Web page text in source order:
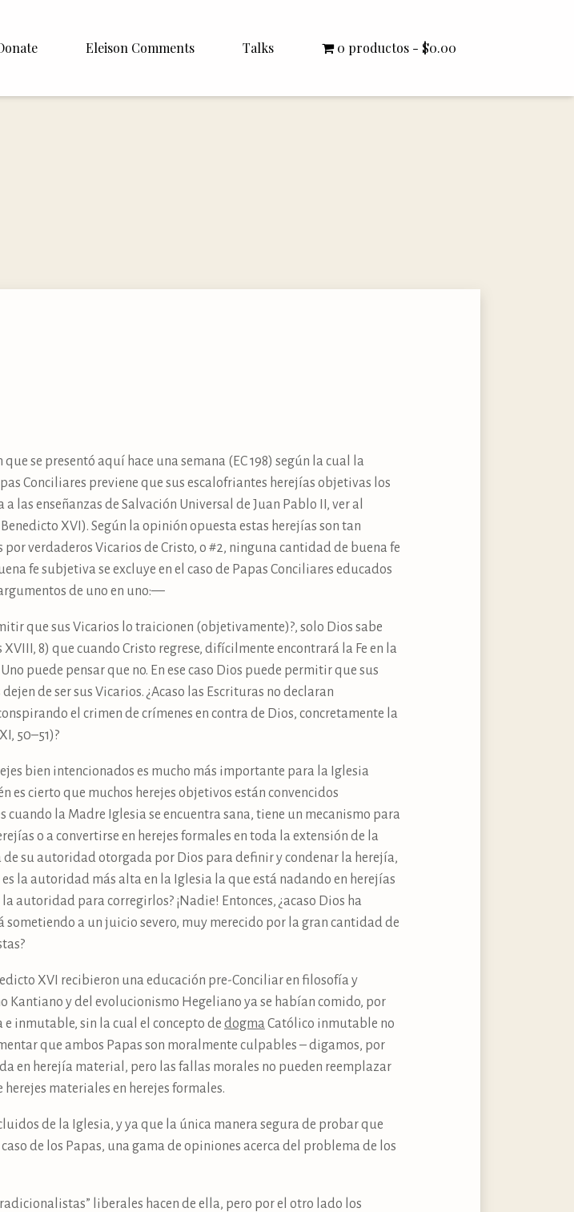
Eleison Comments
Italiano
Talks
Rector Letters
0 productos $0.00
se presentó aquí hace una semana (EC 198) según la cual la
Conciliares previene que sus escalofriantes herejías objetivas los
las enseñanzas de Salvación Universal de Juan Pablo II, ver al
XVI). Según la opinión opuesta estas herejías son tan
verdaderos Vicarios de Cristo, o #2, ninguna cantidad de buena fe
fe subjetiva se excluye en el caso de Papas Conciliares educados
de uno en uno:—
que sus Vicarios lo traicionen (objetivamente)?, solo Dios sabe
8) que cuando Cristo regrese, difícilmente encontrará la Fe en la
puede pensar que no. En ese caso Dios puede permitir que sus
de ser sus Vicarios. ¿Acaso las Escrituras no declaran
el crimen de crímenes en contra de Dios, concretamente la
50–51)?
bien intencionados es mucho más importante para la Iglesia
es cierto que muchos herejes objetivos están convencidos
la Madre Iglesia se encuentra sana, tiene un mecanismo para
o a convertirse en herejes formales en toda la extensión de la
su autoridad otorgada por Dios para definir y condenar la herejía,
la autoridad más alta en la Iglesia la que está nadando en herejías
autoridad para corregirlos? ¡Nadie! Entonces, ¿acaso Dios ha
a un juicio severo, muy merecido por la gran cantidad de
XVI recibieron una educación pre-Conciliar en filosofía y
Kantiano y del evolucionismo Hegeliano ya se habían comido, por
inmutable, sin la cual el concepto de dogma Católico inmutable no
que ambos Papas son moralmente culpables – digamos, por
en herejía material, pero las fallas morales no pueden reemplazar
materiales en herejes formales.
de la Iglesia, y ya que la única manera segura de probar que
de los Papas, una gama de opiniones acerca del problema de los
liberales hacen de ella, pero por el otro lado los